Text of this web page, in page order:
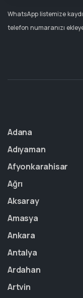
WhatsApp listemize
telefon numaranızı
Adana
Adıyaman
Afyonkarahisar
Ağrı
Aksaray
Amasya
Ankara
Antalya
Ardahan
Artvin